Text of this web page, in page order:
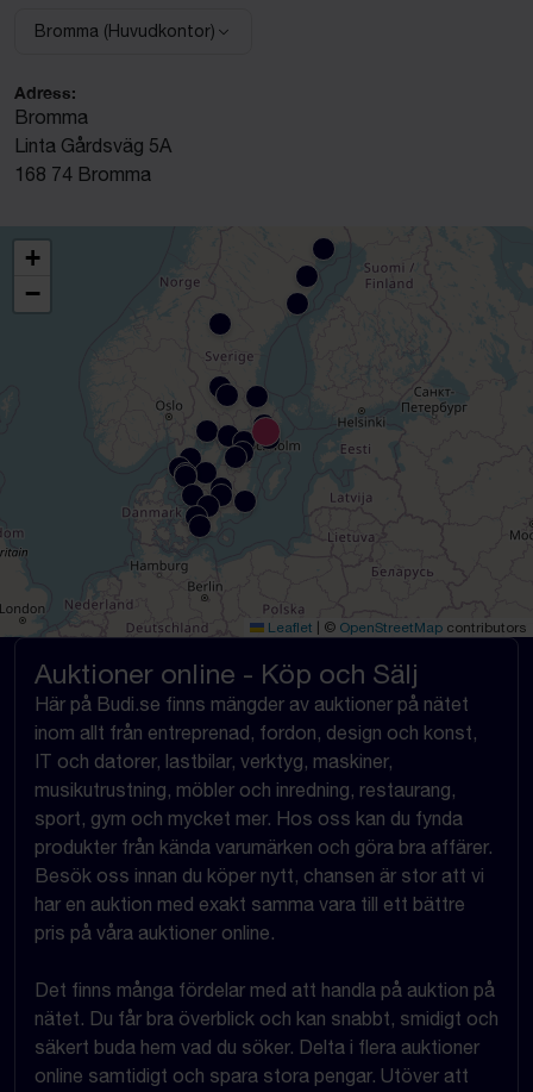
Välj anläggning:
Bromma (Huvudkontor)
Adress:
Bromma
Linta Gårdsväg 5A
168 74 Bromma
+
−
Leaflet © OpenStreetMap contributors
Auktioner online - Köp och Sälj
Här på Budi.se finns mängder av auktioner på nätet
inom allt från entreprenad, fordon, design och konst,
IT och datorer, lastbilar, verktyg, maskiner,
musikutrustning, möbler och inredning, restaurang,
sport, gym och mycket mer. Hos oss kan du fynda
produkter från kända varumärken och göra bra affärer.
Besök oss innan du köper nytt, chansen är stor att vi
har en auktion med exakt samma vara till ett bättre
pris på våra auktioner online.
Det finns många fördelar med att handla på auktion på
nätet. Du får bra överblick och kan snabbt, smidigt och
säkert buda hem vad du söker. Delta i flera auktioner
online samtidigt och spara stora pengar. Utöver att